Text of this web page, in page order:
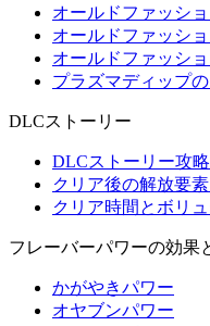
オールドファッシ
オールドファッシ
オールドファッシ
プラズマディップ
DLCストーリー
DLCストーリー攻
クリア後の解放要
クリア時間とボリ
フレーバーパワーの効果
かがやきパワー
オヤブンパワー